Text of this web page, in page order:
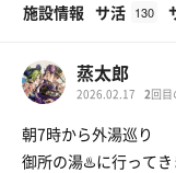
施設情報 サ活 130
蒸太郎
2026.02.17 2回目
朝7時から外湯巡り
御所の湯♨️に行ってき